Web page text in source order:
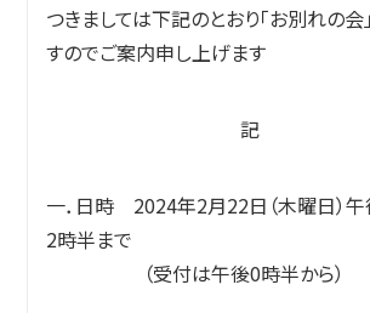
つきましては下記のとおり「お別れの会
すのでご案内申し上げます
記
一．日時 2024年2月22日（木曜日）
2時半まで
（受付は午後0時半から）